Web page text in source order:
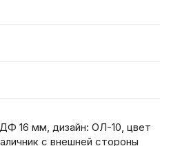
16 мм, дизайн: ОЛ-10, цвет
с внешней стороны